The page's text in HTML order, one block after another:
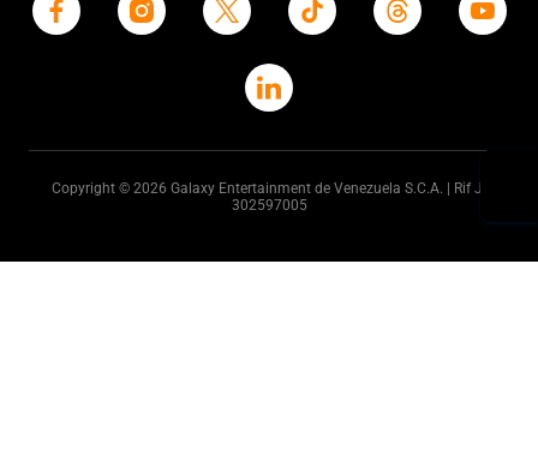
Copyright © 2026 Galaxy Entertainment de Venezuela S.C.A. | Rif J-
302597005